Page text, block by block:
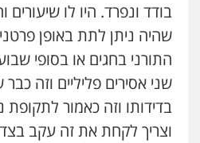
בודד ונפרד. היו לו שיעורים
שהיה ניתן לתת באופן
התורני בחגים או בסופי
שני אסירים פליליים וזה
בדידותו וזה כאמור לתקופת
וצריך לקחת את זה עקב
עו"ד אייל אביטל
פשיעה חמורה
0544712201